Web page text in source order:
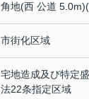
角地(西 公道
市街化区域
宅地造成及び特定
法22条指定区域